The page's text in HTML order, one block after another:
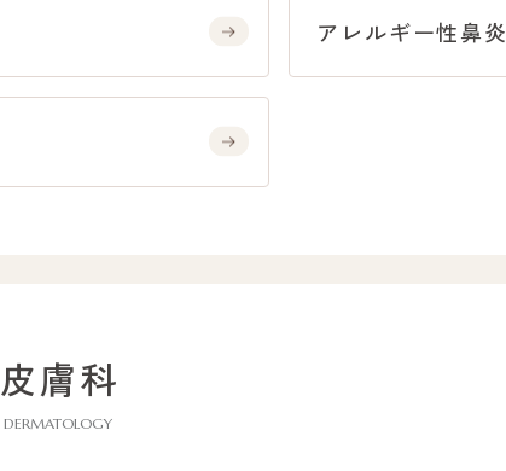
アレルギー性鼻炎
皮膚科
DERMATOLOGY